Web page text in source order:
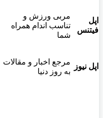
اپل
فیتنس
مربی ورزش و
تناسب اندام همراه
شما
اپل نیوز
مرجع اخبار و مقالات
به روز دنیا